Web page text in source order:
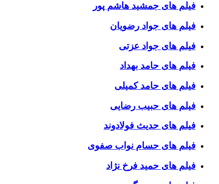
فیلم های جمشید هاشم پور
فیلم های جواد رضویان
فیلم های جواد عزتی
فیلم های حامد بهداد
فیلم های حامد کمیلی
فیلم های حبیب رضایی
فیلم های حدیث فولادوند
فیلم های حسام نواب صفوی
فیلم های حمید فرخ نژاد